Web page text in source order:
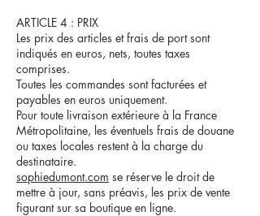
ARTICLE 4 : PRIX
Les prix des articles et frais de port sont
indiqués en euros, nets, toutes taxes
comprises.
Toutes les commandes sont facturées et
payables en euros uniquement.
Pour toute livraison extérieure à la France
Métropolitaine, les éventuels frais de douane
ou taxes locales restent à la charge du
destinataire.
sophiedumont.com se réserve le droit de
mettre à jour, sans préavis, les prix de vente
figurant sur sa boutique en ligne.